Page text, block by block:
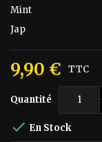
Mint
Jap
9,90 € TTC
Quantité
 En Stock